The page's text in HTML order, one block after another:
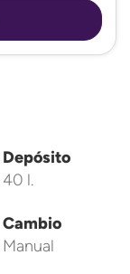
Depósito
40 l.
Cambio
Manual